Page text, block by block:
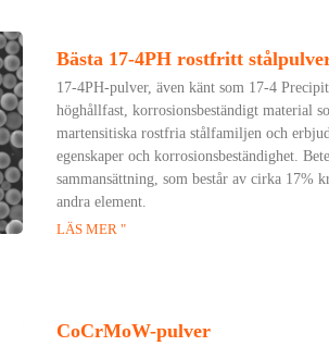
Bästa 17-4PH rostfritt
17-4PH-pulver, även känt som 17-4
höghållfast, korrosionsbeständigt material
martensitiska rostfria stålfamiljen och
egenskaper och korrosionsbeständighet.
sammansättning, som består av cirka 17%
andra element.
LÄS MER "
CoCrMoW-pulver